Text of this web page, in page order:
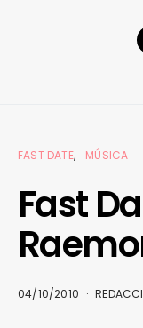
FAST DATE MÚSICA
Fast
04/10/2010